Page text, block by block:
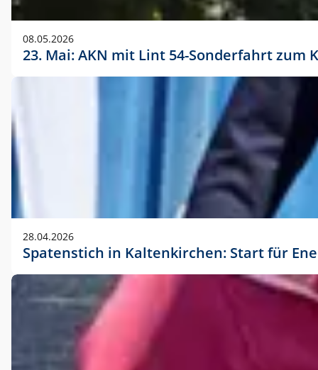
08.05.2026
23. Mai: AKN mit Lint 54-Sonderfahrt
28.04.2026
Spatenstich in Kaltenkirchen: Start für